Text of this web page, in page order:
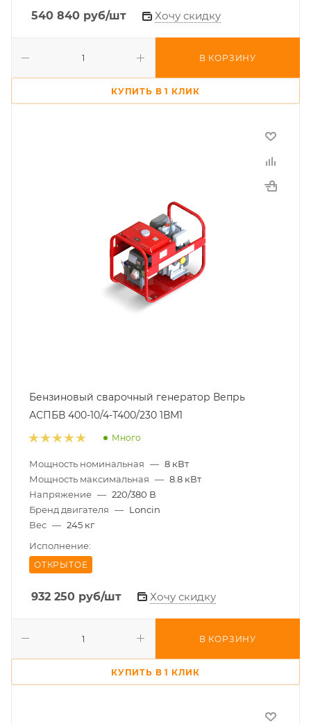
540 840 руб/шт Хочу скидку
В КОРЗИНУ
КУПИТЬ В 1 КЛИК
Бензиновый сварочный генератор Вепрь
АСПБВ 400-10/4-Т400/230 1ВМ1
Много
Мощность номинальная — 8 кВт
Мощность максимальная — 8.8 кВт
Напряжение — 220/380 В
Бренд двигателя — Loncin
Вес — 245 кг
Исполнение:
ОТКРЫТОЕ
932 250 руб/шт Хочу скидку
В КОРЗИНУ
КУПИТЬ В 1 КЛИК